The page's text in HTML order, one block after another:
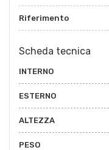
Riferimento
Scheda tecnica
INTERNO
ESTERNO
ALTEZZA
PESO